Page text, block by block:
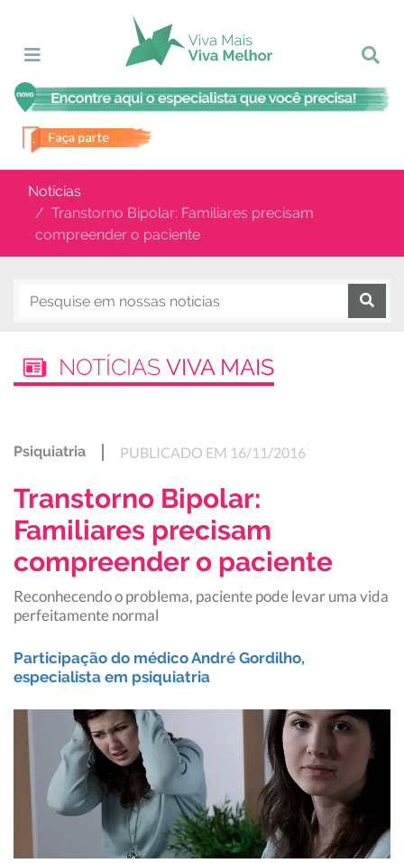
Notícias
Transtorno Bipolar: Familiares precisam
compreender o paciente
NOTÍCIAS VIVA MAIS
Psiquiatria PUBLICADO EM 16/11/2016
Transtorno Bipolar:
Familiares precisam
compreender o paciente
Reconhecendo o problema, paciente pode levar uma vida
perfeitamente normal
Participação do médico André Gordilho,
especialista em psiquiatria